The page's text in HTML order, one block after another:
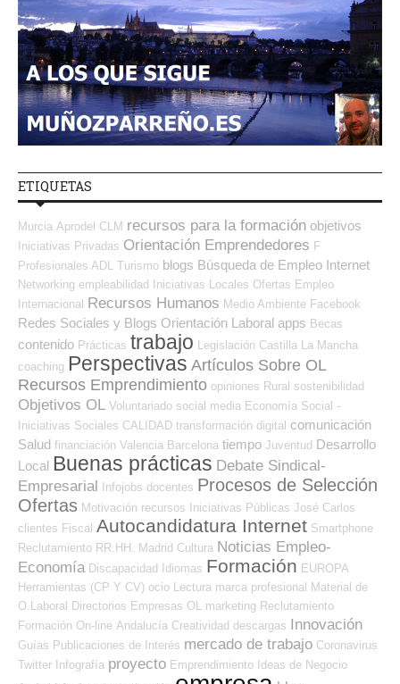
ETIQUETAS
Murcia Aprodel CLM recursos para la formación objetivos
Iniciativas Privadas Orientación Emprendedores F
Profesionales ADL Turismo blogs Búsqueda de Empleo Internet
Networking empleabilidad Iniciativas Locales Ofertas Empleo
Internacional
Recursos Humanos Medio Ambiente Facebook
Redes Sociales y Blogs Orientación Laboral apps Becas
contenido Prácticas trabajo Legislación Castilla La Mancha
coaching Perspectivas Artículos Sobre OL
Recursos Emprendimiento opiniones Rural sostenibilidad
Objetivos OL Voluntariado social media Economía Social -
Iniciativas Sociales CALIDAD transformación digital comunicación
Salud financiación Valencia Barcelona tiempo Juventud Desarrollo
Local Buenas prácticas Debate Sindical-
Empresarial
Infojobs docentes Procesos de Selección
Ofertas Motivación recursos Iniciativas Públicas José Carlos
clientes Fiscal Autocandidatura Internet Smartphone
Reclutamiento RR.HH. Madrid Cultura Noticias Empleo-
Economía Discapacidad Idiomas Formación EUROPA
Herramientas (CP Y CV) ocio Lectura marca profesional Material de
O.Laboral Directorios Empresas OL marketing Reclutamiento
Formación On-line Andalucía Creatividad descargas Innovación
Guías Publicaciones de Interés mercado de trabajo Coronavirus
Twitter Infografía proyecto Emprendimiento Ideas de Negocio